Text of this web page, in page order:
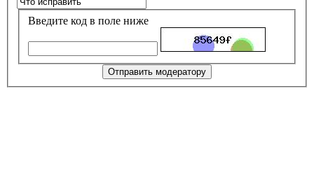
Введите код в поле ниже
Отправить модератору